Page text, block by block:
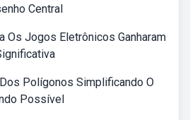
Central
Os Jogos Eletrônicos Ganharam
Polígonos Simplificando O
Possível